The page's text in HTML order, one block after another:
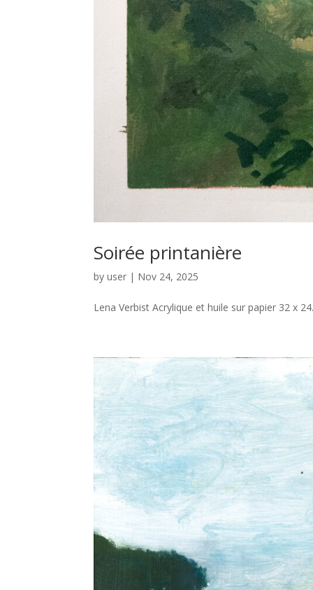
Soirée printanière
byuser | Nov 24, 2025
Lena Verbist Acrylique et huile sur papier 32 x